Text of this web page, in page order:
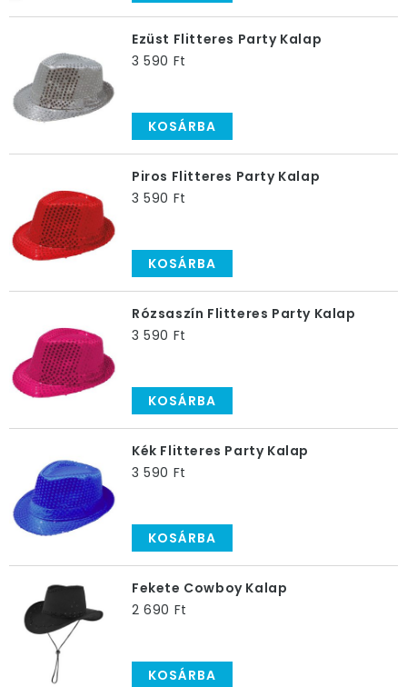
Ezüst Flitteres Party Kalap
3 590 Ft
KOSÁRBA
Piros Flitteres Party Kalap
3 590 Ft
KOSÁRBA
Rózsaszín Flitteres Party Kalap
3 590 Ft
KOSÁRBA
Kék Flitteres Party Kalap
3 590 Ft
KOSÁRBA
Fekete Cowboy Kalap
2 690 Ft
KOSÁRBA